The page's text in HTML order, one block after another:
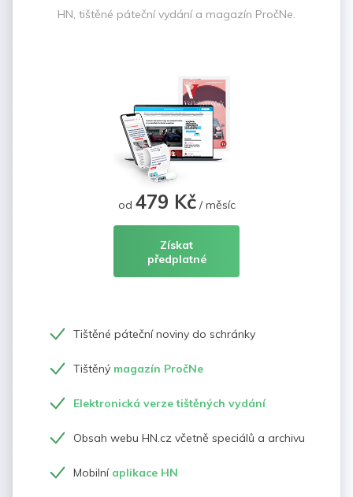
HN, tištěné páteční vydání a magazín PročNe.
od 479 Kč/ měsíc
Získat
předplatné
Tištěné páteční noviny do schránky
Tištěný magazín PročNe
Elektronická verze tištěných vydání
Obsah webu HN.cz včetně speciálů a archivu
Mobilní aplikace HN